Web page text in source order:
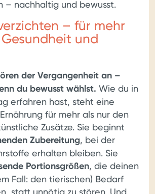
– nachhaltig und bewusst.
– für mehr
und
der Vergangenheit an –
du bewusst wählst. Wie du in
erfahren hast, steht eine
für mehr als nur den
Zusätze. Sie beginnt
Zubereitung, bei der
erhalten bleiben. Sie
Portionsgrößen, die deinen
Fall: den tierischen) Bedarf
statt unnötig zu stören. Und